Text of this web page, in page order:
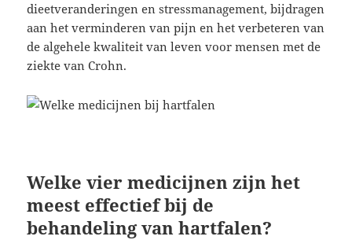
dieetveranderingen en stressmanagement, bijdragen
aan het verminderen van pijn en het verbeteren van
de algehele kwaliteit van leven voor mensen met de
ziekte van Crohn.
Welke vier medicijnen zijn het
meest effectief bij de
behandeling van hartfalen?